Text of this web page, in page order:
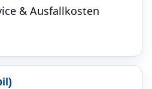
& Ausfallkosten